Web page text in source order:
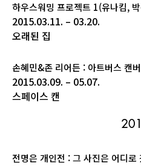
하우스워밍 프로젝트 1(유나킴,
2015.03.11. – 03.20.
오래된 집
손혜민&존 리어든 : 아트버스 캔
2015.03.09. – 05.07.
스페이스 캔
전명은 개인전 : 그 사진은 어디